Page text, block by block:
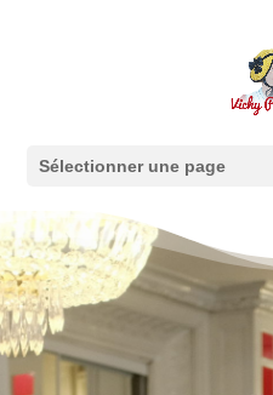
Sélectionner une page